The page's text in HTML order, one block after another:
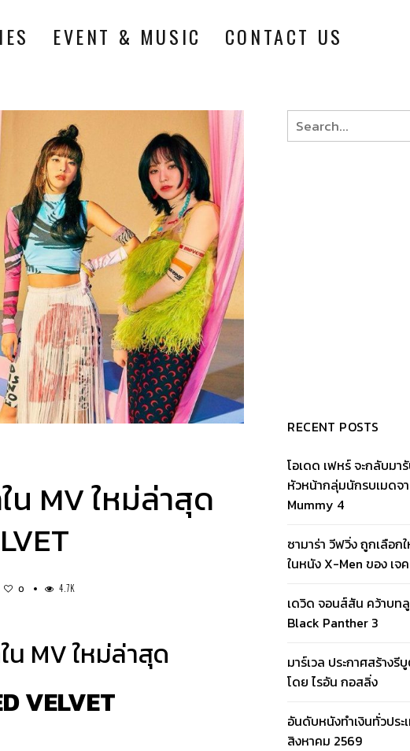
EVENT & MUSIC CONTACT US
MV ใหม่ล่าสุด
0 4.7K
MV ใหม่ล่าสุด
VELVET
RECENT POSTS
โอเดด เฟหร์ จะกลับมา
หัวหน้ากลุ่มนักรบเมดจ
Mummy 4
ซามาร่า วีฟวิ่ง ถูกเลือ
ในหนัง X-Men ของ เจค
เดวิด จอนส์สัน คว้าบท
Black Panther 3
มาร์เวล ประกาศสร้าง
โดย ไรอัน กอสลิ่ง
อันดับหนังทำเงินทั่วปร
สิงหาคม 2569